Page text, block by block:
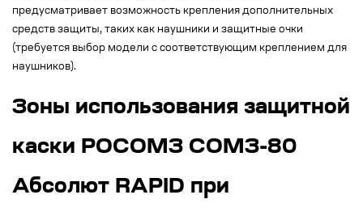
предусматривает возможность крепления дополнительных
средств защиты, таких как наушники и защитные очки
(требуется выбор модели с соответствующим креплением для
наушников).
Зоны использования защитной
каски РОСОМЗ СОМЗ-80
Абсолют RAPID при